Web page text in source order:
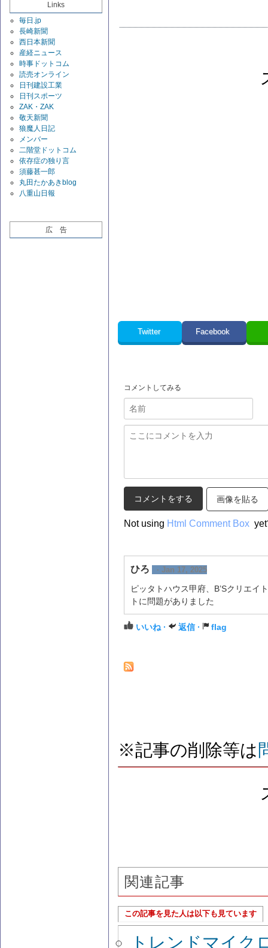
Links
毎日.jp
長崎新聞
西日本新聞
産経ニュース
時事ドットコム
読売オンライン
日刊建設工業
日刊スポーツ
ZAK・ZAK
敬天新聞
狼魔人日記
メンバー
二階堂ドットコム
依存症の独り言
須藤甚一郎
丸田たかあきblog
八重山日報
広 告
Twitter Facebook
コメントしてみる
画像を貼る
Not using Html Comment Box
ひろ · Jan 17, 2025
ピッタトハウス甲府、B’Sクリエイ
トに問題がありました
いいね · 返信 · flag
※記事の削除等は
関連記事
この記事を見た人は以下も見ています
トレンドマイク